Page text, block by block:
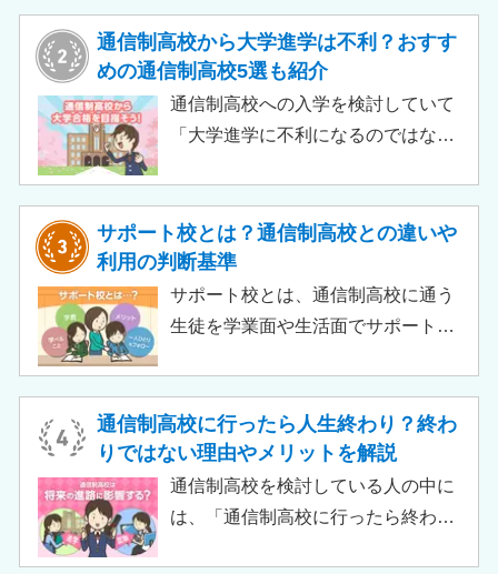
目安、申請時の注意点などをわかり
やすく解説します。費用負担を抑え
られるのでチェックしてみましょ
う。
通信制高校から大学進学は不利？おすす
めの通信制高校5選も紹介
通信制高校への入学を検討していて
「大学進学に不利になるのではない
のではないでしょうか。 結論とし
て、通信制高校に通っているからと
いって大学進学に不利になることは
ありません。中には、大学進学を想
格実績を豊富にもつ学校もありま
す。
サポート校とは？通信制高校との違いや
利用の判断基準
サポート校とは、通信制高校に通う
生徒を学業面や生活面でサポートす
め、サポート校のみでは高卒資格を
取得できません。 ただし、個別の学
習指導やスクールカウンセラーによ
る生活面での相談など手厚い支援が
通信制高校に行ったら人生終わり？終わ
りではない理由やメリットを解説
通信制高校を検討している人の中に
は、「通信制高校に行ったら終わ